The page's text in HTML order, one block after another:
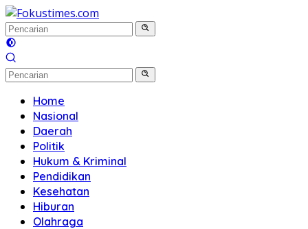
Langsung
ke
konten
Home
Nasional
Daerah
Politik
Hukum & Kriminal
Pendidikan
Kesehatan
Hiburan
Olahraga